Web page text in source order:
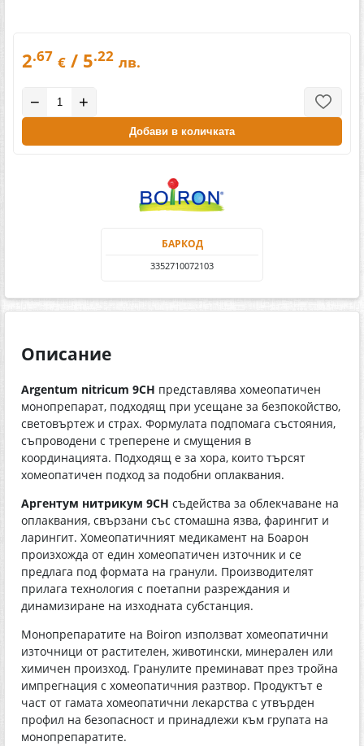
2.67 € / 5.22 лв.
− +
Добави в количката
БАРКОД
3352710072103
Описание
Argentum nitricum 9СН представлява хомеопатичен
монопрепарат, подходящ при усещане за безпокойство,
световъртеж и страх. Формулата подпомага състояния,
съпроводени с треперене и смущения в
координацията. Подходящ е за хора, които търсят
хомеопатичен подход за подобни оплаквания.
Аргентум нитрикум 9СН съдейства за облекчаване на
оплаквания, свързани със стомашна язва, фарингит и
ларингит. Хомеопатичният медикамент на Боарон
произхожда от един хомеопатичен източник и се
предлага под формата на гранули. Производителят
прилага технология с поетапни разреждания и
динамизиране на изходната субстанция.
Монопрепаратите на Boiron използват хомеопатични
източници от растителен, животински, минерален или
химичен произход. Гранулите преминават през тройна
импрегнация с хомеопатичния разтвор. Продуктът е
част от гамата хомеопатични лекарства с утвърден
профил на безопасност и принадлежи към групата на
монопрепаратите.